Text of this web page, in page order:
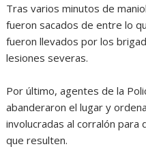
Tras varios minutos de
fueron sacados de entre lo
fueron llevados por los
lesiones severas.
Por último, agentes de la
abanderaron el lugar y
involucradas al corralón para
que resulten.